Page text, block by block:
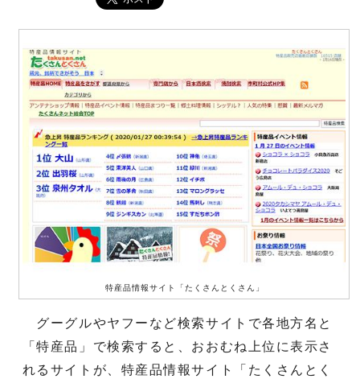
特産品情報サイト「たくさんとくさん」
グーグルやヤフーなど検索サイトで各地方名と
「特産品」で検索すると、おおむね上位に表示さ
れるサイトが、特産品情報サイト「たくさんとく